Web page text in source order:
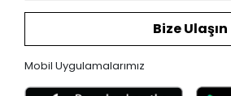
Bize Ulaşın
Mobil Uygulamalarımız